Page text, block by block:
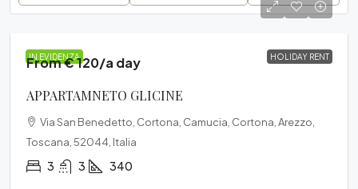
IN EVIDENZA HOLIDAY RENT
From € 120/a day
APPARTAMNETO GLICINE
Via San Benedetto, Cortona, Camucia, Cortona, Arezzo,
Toscana, 52044, Italia
3 3 340